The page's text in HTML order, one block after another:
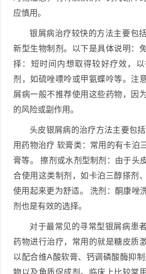
应慎用。
银屑病治疗较快的方法主要包
新型生物制剂。以下是具体说明：
择：短时间内想取得较好疗效，
剂，如硫唑嘌呤或甲氨蝶呤等。注
屑病一般不推荐使用这些药物，因
的风险或副作用。
头皮银屑病的治疗方法主要包
用药物治疗 软膏类：常用的有卡泊
膏等。 擦剂或水剂型制剂：由于头
合使用这类制剂，如卡泊三醇搽剂
使用起来更为舒适。 洗剂：酮康唑
剂也是有效的选择。
对于最常见的寻常型银屑病患
药物进行治疗，常用的就是糖皮质
以配合维A酸软膏、钙调磷酸酶抑
物以及角质促成剂。临床上比较常